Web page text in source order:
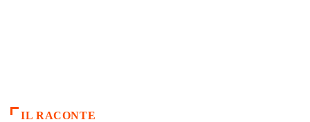
IL RACONTE